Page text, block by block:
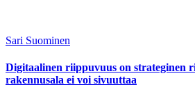
Sari Suominen
Digitaalinen riippuvuus on strateginen
rakennusala ei voi sivuuttaa